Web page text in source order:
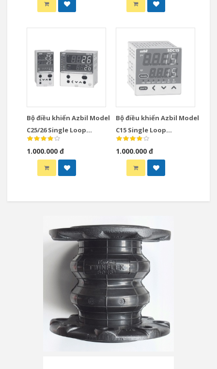
Bộ điều khiển Azbil Model
C25/26 Single Loop
Controllers
1.000.000 đ
Bộ điều khiển Azbil Model
C15 Single Loop
Controllers
1.000.000 đ